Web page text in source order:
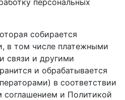
собирается
в том числе платежными
связи и другими
и обрабатывается
в соответствии
соглашением и Политикой